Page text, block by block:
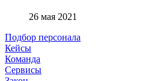
26 мая 2021
Подбор персонала
Кейсы
Команда
Сервисы